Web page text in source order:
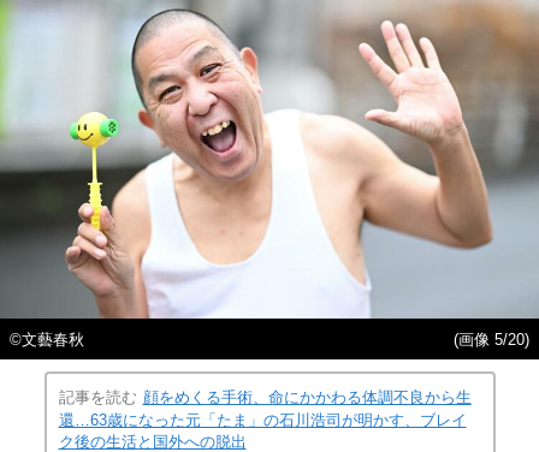
©︎文藝春秋 (画像 5/20)
記事を読む 顔をめくる手術、命にかかわる体調不良から生
還…63歳になった元「たま」の石川浩司が明かす、ブレイ
ク後の生活と国外への脱出